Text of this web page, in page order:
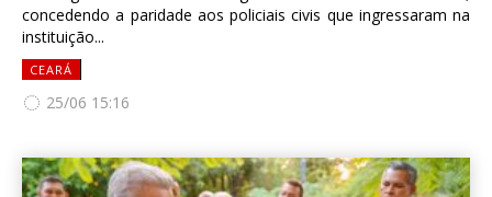
concedendo a paridade aos policiais civis que ingressaram na
instituição...
CEARÁ
25/06 15:16